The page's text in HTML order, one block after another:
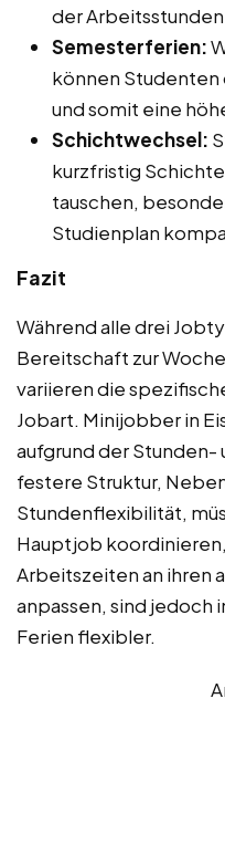
der
Semesterferien:
können
und somit eine
Schichtwechsel:
kurzfristig
tauschen,
Studienplan
Fazit
Während alle drei
Bereitschaft zur
variieren die
Jobart. Minijobber in
aufgrund der Stunden-
festere Struktur,
Stundenflexibilität,
Hauptjob
Arbeitszeiten an ihren
anpassen, sind jedoch
Ferien flexibler.